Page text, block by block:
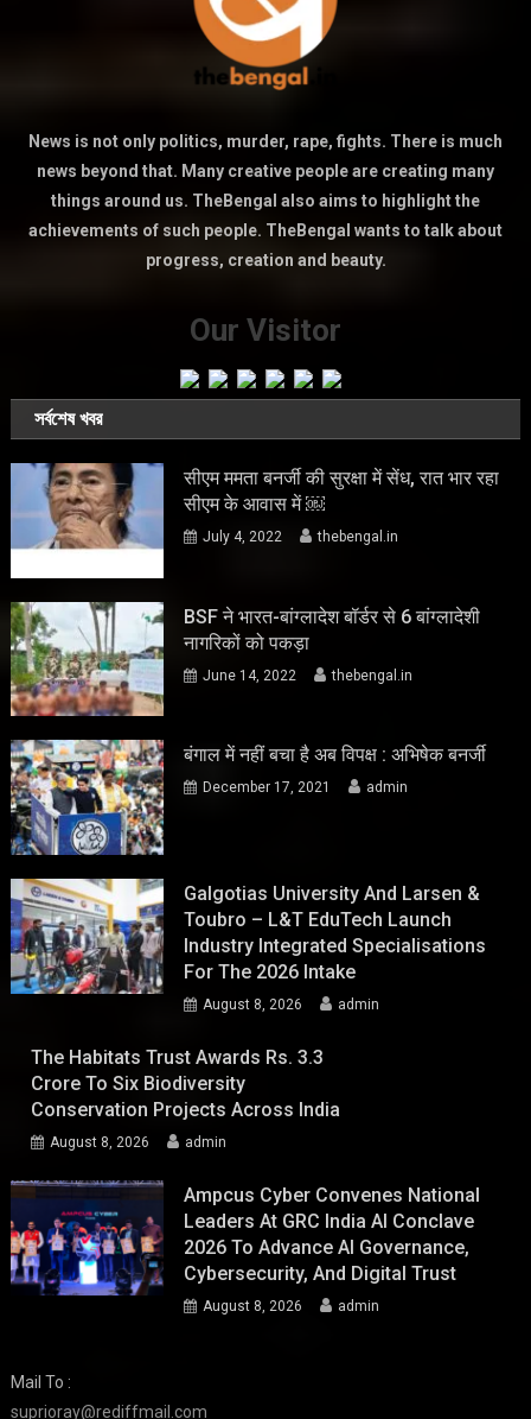
News is not only politics, murder, rape, fights. There is much
news beyond that. Many creative people are creating many
things around us. TheBengal also aims to highlight the
achievements of such people. TheBengal wants to talk about
progress, creation and beauty.
Our Visitor
সর্বশেষ খবর
सीएम ममता बनर्जी की सुरक्षा में सेंध, रात भार रहा
सीएम के आवास में ￼
July 4, 2022 thebengal.in
BSF ने भारत-बांग्लादेश बॉर्डर से 6 बांग्लादेशी
नागरिकों को पकड़ा
June 14, 2022 thebengal.in
बंगाल में नहीं बचा है अब विपक्ष : अभिषेक बनर्जी
December 17, 2021 admin
Galgotias University And Larsen &
Toubro – L&T EduTech Launch
Industry Integrated Specialisations
For The 2026 Intake
August 8, 2026 admin
The Habitats Trust Awards Rs. 3.3
Crore To Six Biodiversity
Conservation Projects Across India
August 8, 2026 admin
Ampcus Cyber Convenes National
Leaders At GRC India AI Conclave
2026 To Advance AI Governance,
Cybersecurity, And Digital Trust
August 8, 2026 admin
Mail To :
suprioray@rediffmail.com